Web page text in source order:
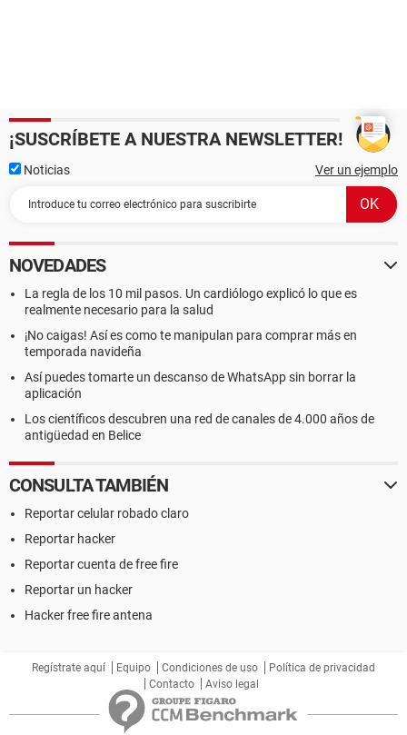
¡SUSCRÍBETE A NUESTRA NEWSLETTER!
Noticias Ver un ejemplo
NOVEDADES
La regla de los 10 mil pasos. Un cardiólogo explicó lo que es
realmente necesario para la salud
¡No caigas! Así es como te manipulan para comprar más en
temporada navideña
Así puedes tomarte un descanso de WhatsApp sin borrar la
aplicación
Los científicos descubren una red de canales de 4.000 años de
antigüedad en Belice
CONSULTA TAMBIÉN
Reportar celular robado claro
Reportar hacker
Reportar cuenta de free fire
Reportar un hacker
Hacker free fire antena
Regístrate aquí Equipo Condiciones de uso
Política de privacidad
Contacto
Aviso legal